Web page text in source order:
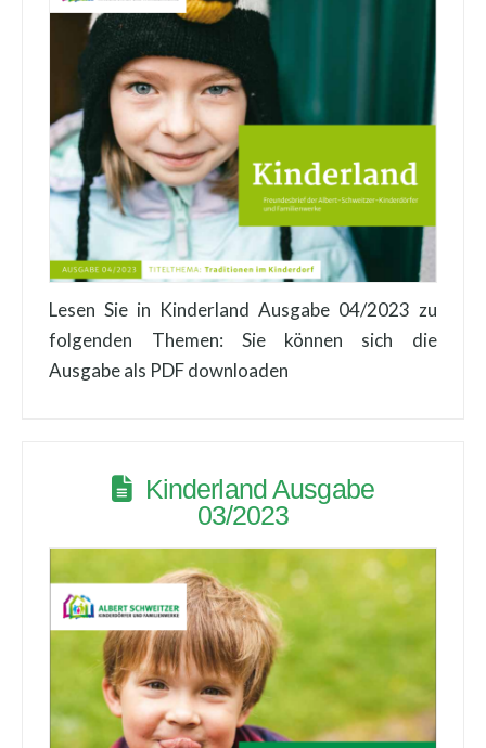
Lesen Sie in Kinderland Ausgabe 04/2023 zu
folgenden Themen: Sie können sich die
Ausgabe als PDF downloaden
Kinderland Ausgabe
03/2023